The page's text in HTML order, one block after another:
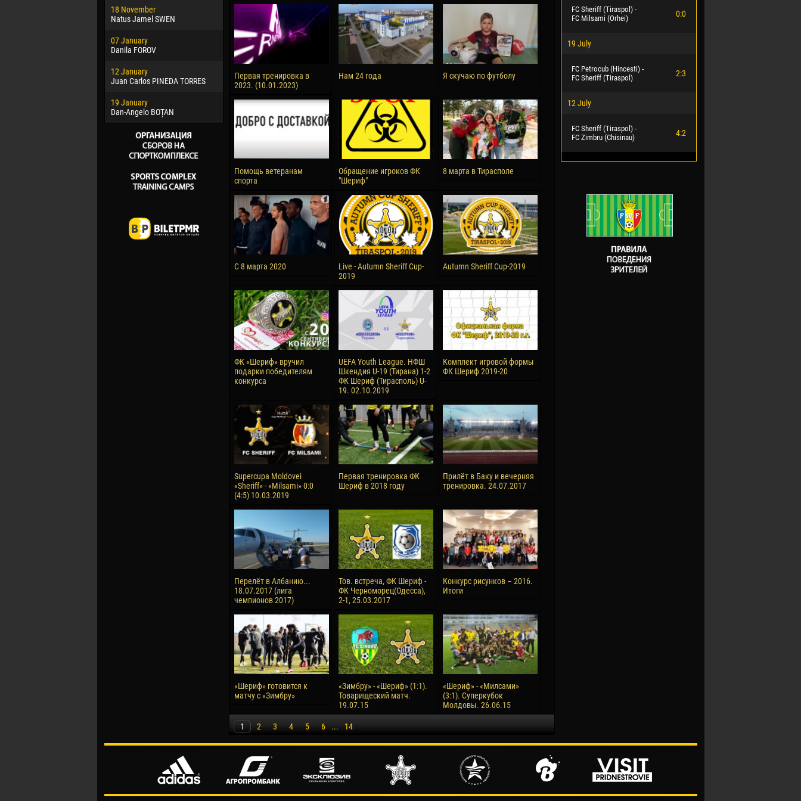
18 November
Natus Jamel SWEN
07 January
Danila FOROV
12 January
Juan Carlos PINEDA TORRES
19 January
Dan-Angelo BOȚAN
Jayder Moreno ASPRILLA
22 March
Samba KONÉ
26 March
Vitor Hugo Morais de OLIVEIRA
28 March
Raí LOPES DE OLIVEIRA
Victor CIUMAȘU
28 June
Soumaila MAGASSOUBA
10 July
Bourama FOMBA
Ivan DYULGEROV
Первая тренировка в
2023. (10.01.2023)
Нам 24 года Я скучаю по футболу
Помощь ветеранам
спорта
Обращение игроков ФК
"Шериф"
8 марта в Тирасполе
С 8 марта 2020
Live - Autumn Sheriff Cup-
2019
Autumn Sheriff Cup-2019
ФК «Шериф» вручил
подарки победителям
конкурса
UEFA Youth League. НФШ
Шкендия U-19 (Тирана) 1-2
ФК Шериф (Тирасполь) U-
19. 02.10.2019
Комплект игровой формы
ФК Шериф 2019-20
Supercupa Moldovei
«Sheriff» - «Milsami» 0:0
(4:5) 10.03.2019
Первая тренировка ФК
Шериф в 2018 году
Прилёт в Баку и вечерняя
тренировка. 24.07.2017
Перелёт в Албанию...
18.07.2017 (лига
чемпионов 2017)
Тов. встреча, ФК Шериф -
ФК Черноморец(Одесса),
2-1, 25.03.2017
Конкурс рисунков – 2016.
Итоги
«Шериф» готовится к
матчу с «Зимбру»
«Зимбру» - «Шериф» (1:1).
Товарищеский матч.
19.07.15
«Шериф» - «Милсами»
(3:1). Суперкубок
Молдовы. 26.06.15
1 2 3 4 5 6 ... 14
FC Sheriff (Tiraspol) -
FC Milsami (Orhei)
0:0
19 July
FC Petrocub (Hincesti) -
FC Sheriff (Tiraspol)
2:3
12 July
FC Sheriff (Tiraspol) -
FC Zimbru (Chisinau)
4:2